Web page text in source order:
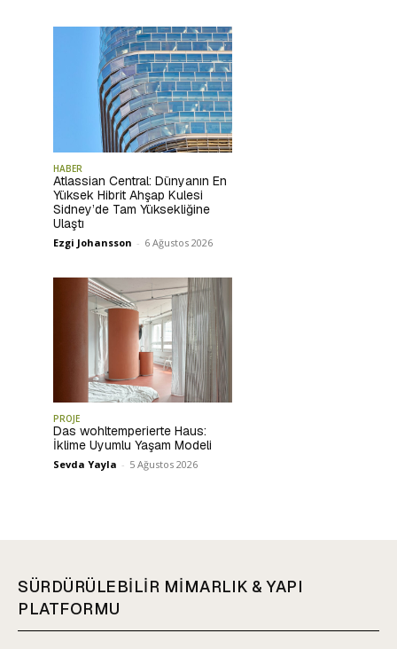
HABER
Atlassian Central: Dünyanın En
Yüksek Hibrit Ahşap Kulesi
Sidney’de Tam Yüksekliğine
Ulaştı
Ezgi Johansson - 6 Ağustos 2026
PROJE
Das wohltemperierte Haus:
İklime Uyumlu Yaşam Modeli
Sevda Yayla - 5 Ağustos 2026
SÜRDÜRÜLEBİLİR MİMARLIK & YAPI
PLATFORMU